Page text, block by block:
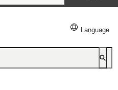
Language
取県文化振興財団